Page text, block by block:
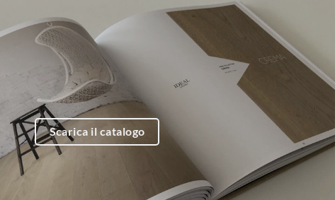
Scarica il catalogo